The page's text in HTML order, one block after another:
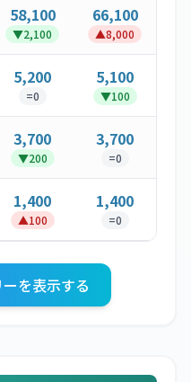
58,100
▼2,100
66,100
▲8,000
5,200
=0
5,100
▼100
3,700
▼200
3,700
=0
1,400
▲100
1,400
=0
を表示する